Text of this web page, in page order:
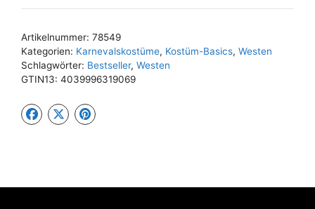
Artikelnummer: 78549
Kategorien: Karnevalskostüme, Kostüm-Basics, Westen
Schlagwörter: Bestseller, Westen
GTIN13: 4039996319069